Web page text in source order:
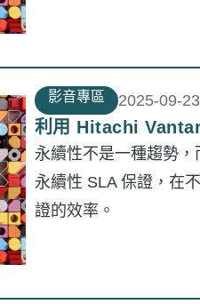
影音專區 2025-09-23
利用 Hitachi
永續性不是一種趨勢
永續性 SLA 保證，在
證的效率。